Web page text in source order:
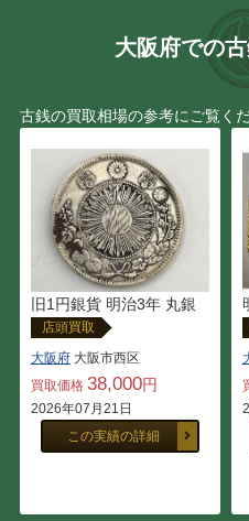
大阪府での
古銭の買取相場の参考にご覧くだ
旧1円銀貨 明治3年 丸銀
店頭買取
大阪府大阪市西区
買取価格 38,000円
2026年07月21日
この実績の詳細